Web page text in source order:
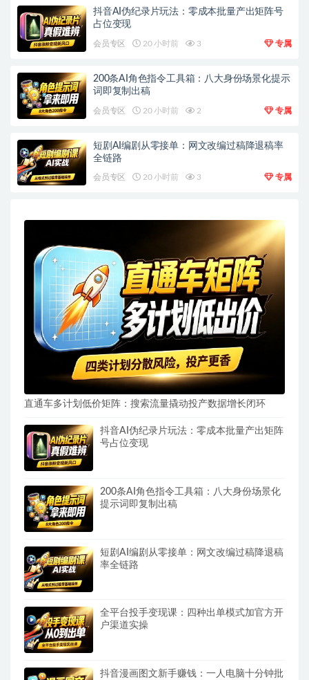
抖音AI伪纪录片玩法：零成本批量产出矩阵号
占位变现
会员专区 20 小时前 3 专属
200条AI角色指令工具箱：八大身份场景化提示
词即复制出稿
会员专区 20 小时前 2 专属
短剧AI编剧从零接单：网文改编过稿降退稿率
全链路
会员专区 20 小时前 3 专属
直通车多计划低价矩阵：搜索流量撬动投产数据增长闭环
抖音AI伪纪录片玩法：零成本批量产出矩阵
号占位变现
200条AI角色指令工具箱：八大身份场景化
提示词即复制出稿
短剧AI编剧从零接单：网文改编过稿降退稿
率全链路
全平台投手变现课：四种出单模式加官方开
户渠道实操
抖音漫画图文新手赚钱：一人电脑十分钟批